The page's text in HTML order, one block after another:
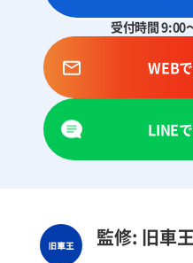
受付時間 9:00
WEB
LINE
監修: 旧車